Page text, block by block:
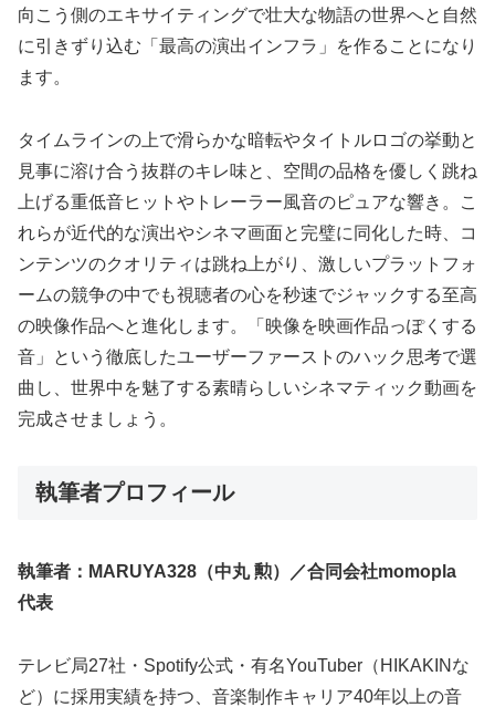
向こう側のエキサイティングで壮大な物語の世界へと自然
に引きずり込む「最高の演出インフラ」を作ることになり
ます。
タイムラインの上で滑らかな暗転やタイトルロゴの挙動と
見事に溶け合う抜群のキレ味と、空間の品格を優しく跳ね
上げる重低音ヒットやトレーラー風音のピュアな響き。こ
れらが近代的な演出やシネマ画面と完璧に同化した時、コ
ンテンツのクオリティは跳ね上がり、激しいプラットフォ
ームの競争の中でも視聴者の心を秒速でジャックする至高
の映像作品へと進化します。「映像を映画作品っぽくする
音」という徹底したユーザーファーストのハック思考で選
曲し、世界中を魅了する素晴らしいシネマティック動画を
完成させましょう。
執筆者プロフィール
執筆者：MARUYA328（中丸 勲）／合同会社momopla
代表
テレビ局27社・Spotify公式・有名YouTuber（HIKAKINな
ど）に採用実績を持つ、音楽制作キャリア40年以上の音